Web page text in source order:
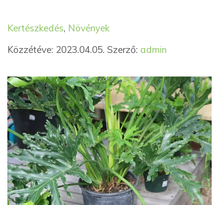
Kategória
Kertészkedés, NövényekCímkék
Közzétéve: 2023.04.05. Szerző: admin